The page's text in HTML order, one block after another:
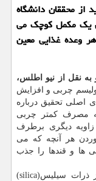
از محققان دانشگاه
یك مكمل كوچك می
وعده غذایی معین
به نقل از نیو اطلس،
چربی و افزایش
اصلی تحقیق درباره
مصرف كمتر چربی
دیگری برطرف
هر آنچه كه می
ها و قندها را جذب
تعدادی از پژوهشگران سوئدی با استفاده از ذرات سیلیس(silica)